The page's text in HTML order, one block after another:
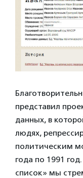
представил
данных, в
людях,
политическим
года по 1991
cписок» мы